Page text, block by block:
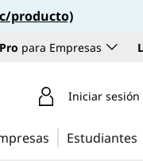
producto)
para Empresas
Iniciar sesión
Estudiantes